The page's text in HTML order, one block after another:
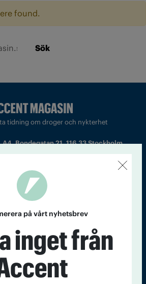
found.
Sök
tidning om droger och nykterhet
Bondegatan 21, 116 33 Stockholm
utgivare: Barbro Janson Lundkvist,
barbro@a4.se.
Tidningsarkiv In English
på vårt nyhetsbrev
inget från